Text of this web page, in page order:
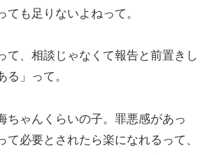
ても足りないよねって。
て、相談じゃなくて報告と前置きし
る」って。
ちゃんくらいの子。罪悪感があっ
て必要とされたら楽になれるって、